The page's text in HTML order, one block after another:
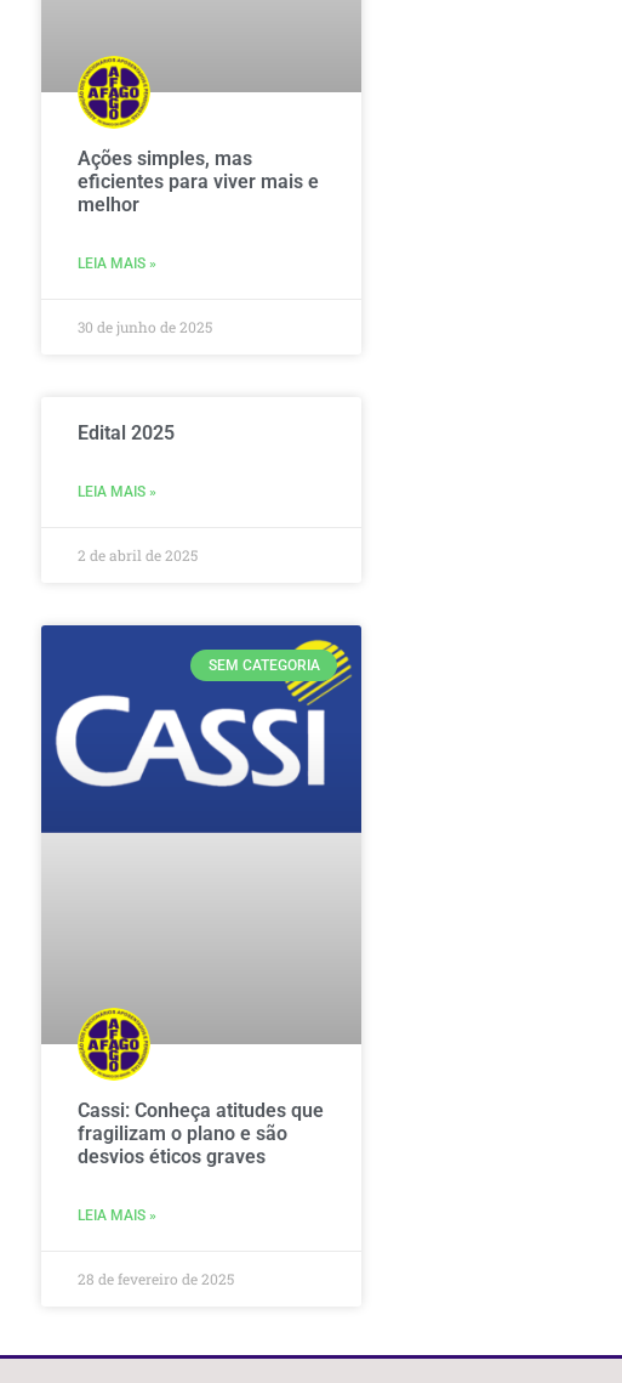
Ações simples, mas
eficientes para viver mais e
melhor
LEIA MAIS »
30 de junho de 2025
Edital 2025
LEIA MAIS »
2 de abril de 2025
SEM CATEGORIA
Cassi: Conheça atitudes que
fragilizam o plano e são
desvios éticos graves
LEIA MAIS »
28 de fevereiro de 2025